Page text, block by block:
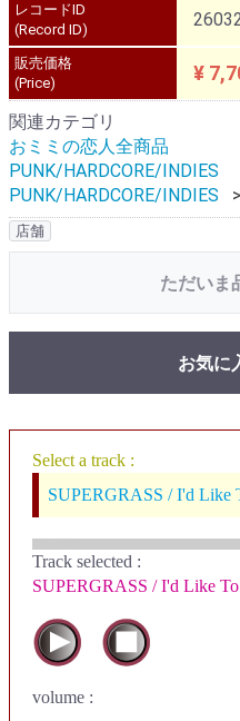
レコードID
(Record ID)
販売価格
(Price)
¥
関連カテゴリ
おミミの恋人全商品
PUNK/HARDCORE/INDIES
PUNK/HARDCORE/INDIES
店舗
ただいま
お気に
Select a track :
SUPERGRASS / I'd Like
Track selected :
SUPERGRASS / I'd Like
volume :